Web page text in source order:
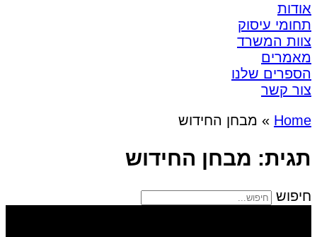
אודות
תחומי עיסוק
צוות המשרד
מאמרים
הספרים שלנו
צור קשר
Home
» מבחן החידוש
תגית: מבחן החידוש
חיפוש